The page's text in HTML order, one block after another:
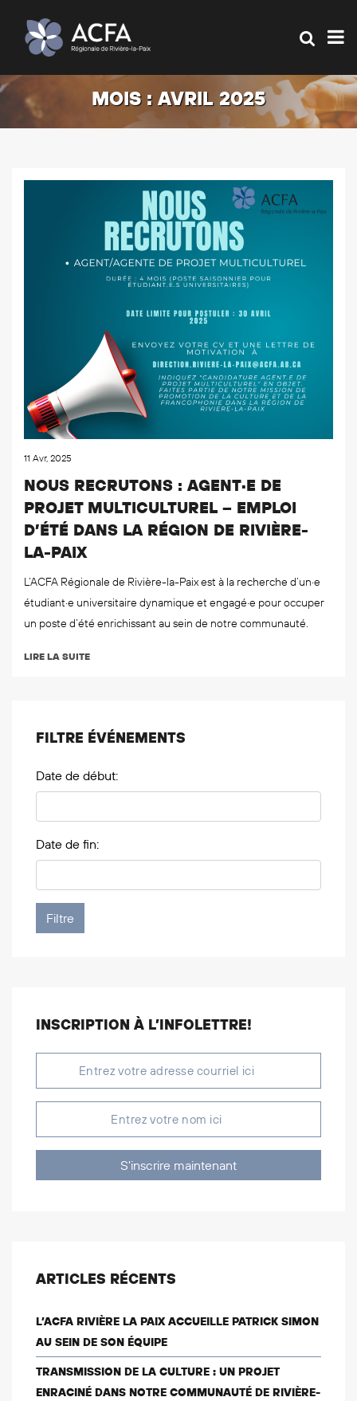
MOIS : AVRIL 2025
11 Avr, 2025
NOUS RECRUTONS : AGENT·E DE
PROJET MULTICULTUREL – EMPLOI
D’ÉTÉ DANS LA RÉGION DE RIVIÈRE-
LA-PAIX
L’ACFA Régionale de Rivière-la-Paix est à la recherche d’un·e
étudiant·e universitaire dynamique et engagé·e pour occuper
un poste d’été enrichissant au sein de notre communauté.
LIRE LA SUITE
FILTRE ÉVÉNEMENTS
Date de début:
Date de fin:
INSCRIPTION À L’INFOLETTRE!
S'inscrire maintenant
ARTICLES RÉCENTS
L’ACFA RIVIÈRE LA PAIX ACCUEILLE PATRICK SIMON
AU SEIN DE SON ÉQUIPE
TRANSMISSION DE LA CULTURE : UN PROJET
ENRACINÉ DANS NOTRE COMMUNAUTÉ DE RIVIÈRE-